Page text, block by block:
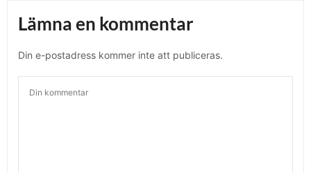
Lämna en kommentar
Din e-postadress kommer inte att publiceras.